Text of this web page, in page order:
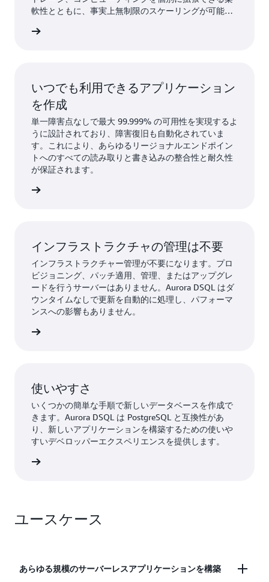
軟性とともに、事実上無制限のスケーリングが可能で
いつでも利用できるアプリケーション
を作成
単一障害点なしで最大 99.999% の可用性を実現するよ
うに設計されており、障害復旧も自動化されていま
す。これにより、あらゆるリージョナルエンドポイン
トへのすべての読み取りと書き込みの整合性と耐久性
が保証されます。
インフラストラクチャの管理は不要
インフラストラクチャー管理が不要になります。プロ
ビジョニング、パッチ適用、管理、またはアップグレ
ードを行うサーバーはありません。Aurora DSQL はダ
ウンタイムなしで更新を自動的に処理し、パフォーマ
ンスへの影響もありません。
使いやすさ
いくつかの簡単な手順で新しいデータベースを作成で
きます。Aurora DSQL は PostgreSQL と互換性があ
り、新しいアプリケーションを構築するための使いや
すいデベロッパーエクスペリエンスを提供します。
ユースケース
あらゆる規模のサーバーレスアプリケーションを構築